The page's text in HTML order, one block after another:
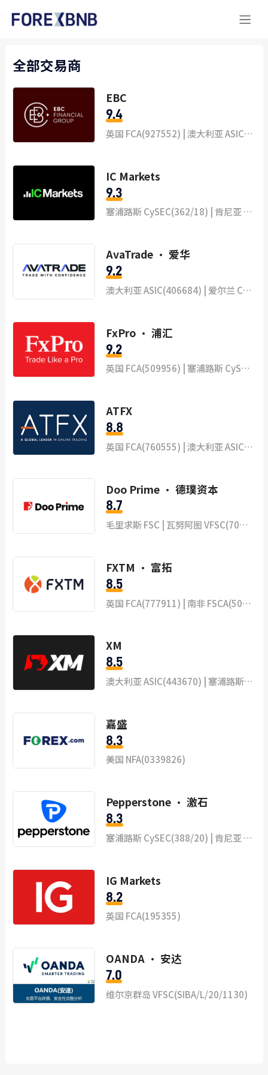
全部交易商
EBC
9.4
英国 FCA(927552) | 澳大利亚 ASIC(500991) | 开曼群岛 CIMA(2038223)
IC Markets
9.3
塞浦路斯 CySEC(362/18) | 肯尼亚 CMA(199) | 塞舌尔 FSA
AvaTrade · 爱华
9.2
澳大利亚 ASIC(406684) | 爱尔兰 CBI(C53877) | 日本 FSA(2010401081157) | 维尔京群岛 VFSC | 阿布扎比 ADGM(190018) | 南非 FSCA(45984)
FxPro · 浦汇
9.2
英国 FCA(509956) | 塞浦路斯 CySEC(078/07)
ATFX
8.8
英国 FCA(760555) | 澳大利亚 ASIC(418036) | 南非 FSCA(44816) | 塞浦路斯 CySEC(285/15) | 毛里求斯 FSC(C118023331)
Doo Prime · 德璞资本
8.7
毛里求斯 FSC | 瓦努阿图 VFSC(700238) | 塞舌尔 FSA
FXTM · 富拓
8.5
英国 FCA(777911) | 南非 FSCA(50320) | 肯尼亚 CMA(135) | 毛里求斯 FSC
XM
8.5
澳大利亚 ASIC(443670) | 塞浦路斯 CySEC(120/10) | 伯利兹 FSC(000261/397) | 迪拜 DFSA(F003484)
嘉盛
8.3
美国 NFA(0339826)
Pepperstone · 激石
8.3
塞浦路斯 CySEC(388/20) | 肯尼亚 CMA(128) | 迪拜 DFSA(F004356) | 德国 BaFin(10151148) | 巴哈马群岛 SCB
IG Markets
8.2
英国 FCA(195355)
OANDA · 安达
7.0
维尔京群岛 VFSC(SIBA/L/20/1130)